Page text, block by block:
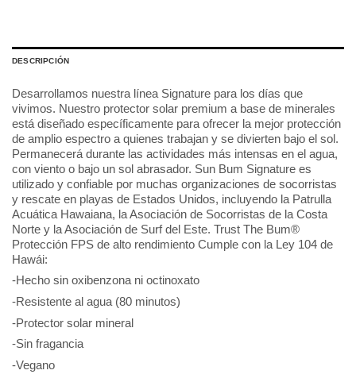
DESCRIPCIÓN
Desarrollamos nuestra línea Signature para los días que
vivimos. Nuestro protector solar premium a base de minerales
está diseñado específicamente para ofrecer la mejor protección
de amplio espectro a quienes trabajan y se divierten bajo el sol.
Permanecerá durante las actividades más intensas en el agua,
con viento o bajo un sol abrasador. Sun Bum Signature es
utilizado y confiable por muchas organizaciones de socorristas
y rescate en playas de Estados Unidos, incluyendo la Patrulla
Acuática Hawaiana, la Asociación de Socorristas de la Costa
Norte y la Asociación de Surf del Este. Trust The Bum®
Protección FPS de alto rendimiento Cumple con la Ley 104 de
Hawái:
-Hecho sin oxibenzona ni octinoxato
-Resistente al agua (80 minutos)
-Protector solar mineral
-Sin fragancia
-Vegano